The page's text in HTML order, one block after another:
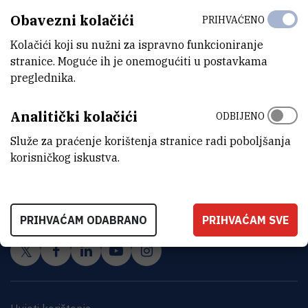
INSTITUT RUĐER BOŠKOVIĆ
KONTAKTIRAJTE NAS
Obavezni kolačići
Kolačići koji su nužni za ispravno funkcioniranje
stranice. Moguće ih je onemogućiti u postavkama
preglednika.
PRIHVAĆENO
Analitički kolačići
Služe za praćenje korištenja stranice radi poboljšanja
korisničkog iskustva.
ODBIJENO
PRIHVAĆAM ODABRANO PRIHVAĆAM SVE